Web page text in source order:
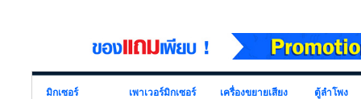
มิกเซอร์ เพาเวอร์มิกเซอร์ เครื่องขยายเสียง ตู้ลำโพง